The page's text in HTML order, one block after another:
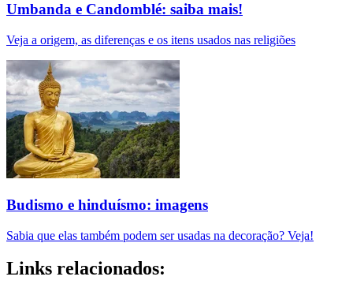
Umbanda e Candomblé: saiba mais!
Veja a origem, as diferenças e os itens usados nas religiões
Budismo e hinduísmo: imagens
Sabia que elas também podem ser usadas na decoração? Veja!
Links relacionados: